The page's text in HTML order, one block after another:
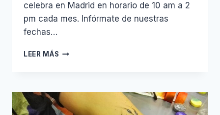
celebra en Madrid en horario de 10 am a 2
pm cada mes. Infórmate de nuestras
fechas…
LEER MÁS CURSO
DEL
FACEPAINT